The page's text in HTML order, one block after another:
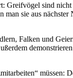
Greifvögel sind
sie aus
Falken und